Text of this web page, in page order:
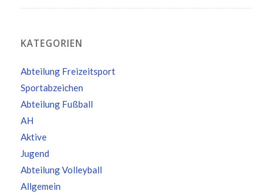
KATEGORIEN
Abteilung Freizeitsport
Sportabzeichen
Abteilung Fußball
AH
Aktive
Jugend
Abteilung Volleyball
Allgemein